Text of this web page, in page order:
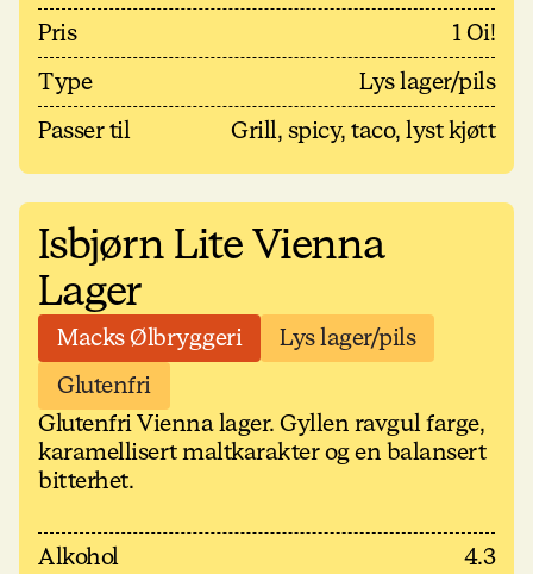
Pris
1 Oi!
Type
Lys lager/pils
Passer til
Grill, spicy, taco, lyst kjøtt
Isbjørn Lite Vienna
Lager
Macks Ølbryggeri
Lys lager/pils
Glutenfri
Glutenfri Vienna lager. Gyllen ravgul farge,
karamellisert maltkarakter og en balansert
bitterhet.
Alkohol
4.3